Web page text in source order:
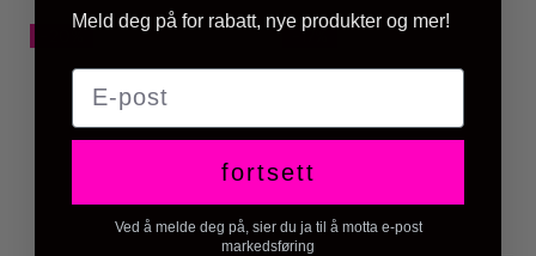
-17%
Meld deg på for rabatt, nye produkter og mer!
E-post
fortsett
Ved å melde deg på, sier du ja til å motta e-post
markedsføring